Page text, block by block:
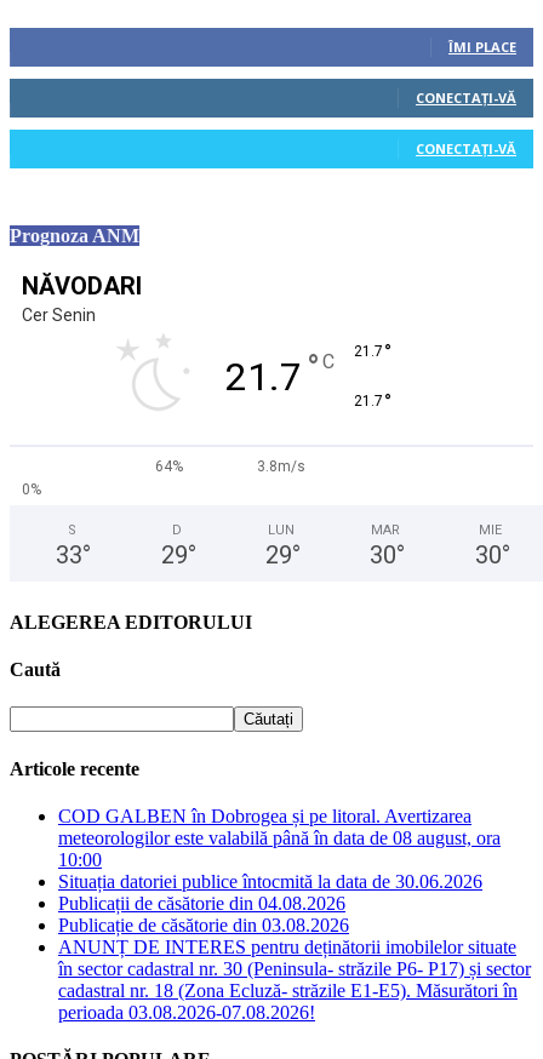
ÎMI PLACE
0 Cititori
CONECTAȚI-VĂ
0 Cititori
CONECTAȚI-VĂ
Prognoza ANM
NĂVODARI
Cer Senin
21.7 ° C 21.7 °
21.7 °
64%
3.8m/s
0%
S
33°
D
29°
LUN
29°
MAR
30°
MIE
30°
ALEGEREA EDITORULUI
Caută
Articole recente
COD GALBEN în Dobrogea și pe litoral. Avertizarea
meteorologilor este valabilă până în data de 08 august, ora
10:00
Situația datoriei publice întocmită la data de 30.06.2026
Publicații de căsătorie din 04.08.2026
Publicație de căsătorie din 03.08.2026
ANUNȚ DE INTERES pentru deținătorii imobilelor situate
în sector cadastral nr. 30 (Peninsula- străzile P6- P17) și sector
cadastral nr. 18 (Zona Ecluză- străzile E1-E5). Măsurători în
perioada 03.08.2026-07.08.2026!